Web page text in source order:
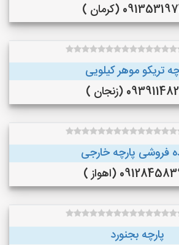
(کرمان )
تریکو موهر کیلویی
(زنجان )
فروشی پارچه خارجی
(اهواز )
پارچه بجنورد